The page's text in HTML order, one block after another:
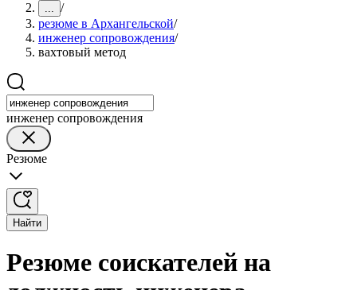
... /
резюме в Архангельской/
инженер сопровождения/
вахтовый метод
инженер сопровождения
Резюме
Найти
Резюме соискателей на